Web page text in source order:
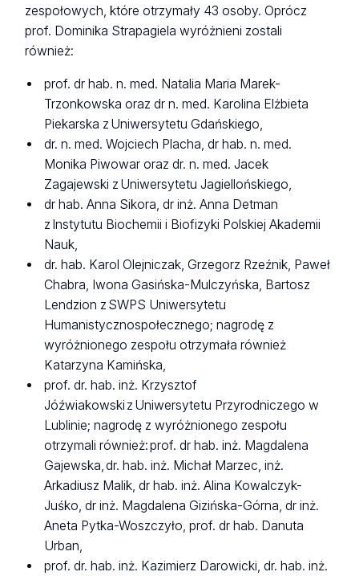
zespołowych, które otrzymały 43 osoby. Oprócz
prof. Dominika Strapagiela wyróżnieni zostali
również:
prof. dr hab. n. med. Natalia Maria Marek-
Trzonkowska oraz dr n. med. Karolina Elżbieta
Piekarska z Uniwersytetu Gdańskiego,
dr. n. med. Wojciech Placha, dr hab. n. med.
Monika Piwowar oraz dr. n. med. Jacek
Zagajewski z Uniwersytetu Jagiellońskiego,
dr hab. Anna Sikora, dr inż. Anna Detman
z Instytutu Biochemii i Biofizyki Polskiej Akademii
Nauk,
dr. hab. Karol Olejniczak, Grzegorz Rzeźnik, Paweł
Chabra, Iwona Gasińska-Mulczyńska, Bartosz
Lendzion z SWPS Uniwersytetu
Humanistycznospołecznego; nagrodę z
wyróżnionego zespołu otrzymała również
Katarzyna Kamińska,
prof. dr. hab. inż. Krzysztof
Jóźwiakowski z Uniwersytetu Przyrodniczego w
Lublinie; nagrodę z wyróżnionego zespołu
otrzymali również: prof. dr hab. inż. Magdalena
Gajewska, dr. hab. inż. Michał Marzec, inż.
Arkadiusz Malik, dr hab. inż. Alina Kowalczyk-
Juśko, dr inż. Magdalena Gizińska-Górna, dr inż.
Aneta Pytka-Woszczyło, prof. dr hab. Danuta
Urban,
prof. dr. hab. inż. Kazimierz Darowicki, dr. hab. inż.